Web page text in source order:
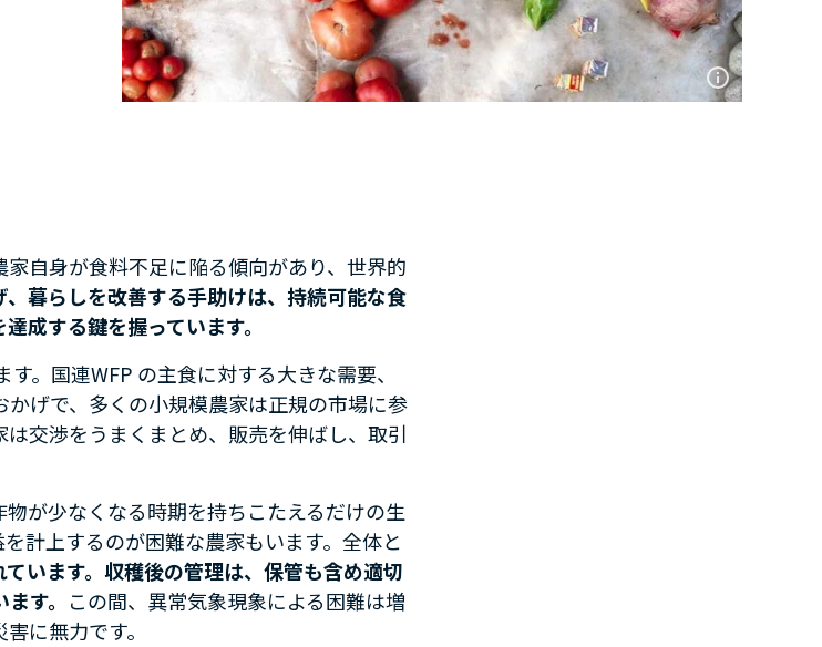
自身が食料不足に陥る傾向があり、世界的
暮らしを改善する手助けは、持続可能な食
成する鍵を握っています。
。国連WFP の主食に対する大きな需要、
げで、多くの小規模農家は正規の市場に参
交渉をうまくまとめ、販売を伸ばし、取引
が少なくなる時期を持ちこたえるだけの生
計上するのが困難な農家もいます。全体と
います。収穫後の管理は、保管も含め適切
す。 この間、異常気象現象による困難は増
に無力です。